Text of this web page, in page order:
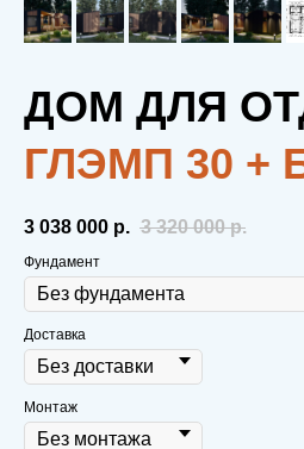
ДОМ ДЛЯ
ГЛЭМП 30 +
3 038 000‬ р. 3 320 000 р.
Фундамент
Доставка
Монтаж